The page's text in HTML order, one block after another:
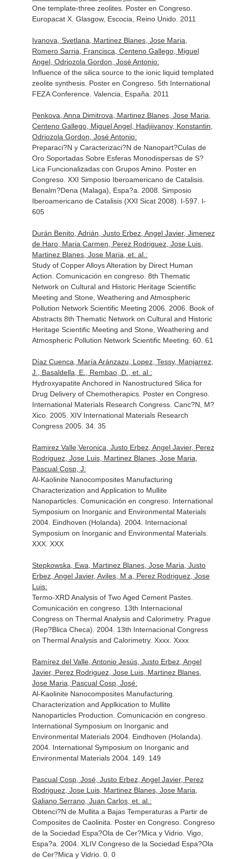
One template-three zeolites. Poster en Congreso.
Europacat X. Glasgow, Escocia, Reino Unido. 2011
Ivanova, Svetlana, Martinez Blanes, Jose Maria,
Romero Sarria, Francisca, Centeno Gallego, Miguel
Angel, Odriozola Gordon, José Antonio:
Influence of the silica source to the ionic liquid templated
zeolite synthesis. Poster en Congreso. 5th International
FEZA Conference. Valencia, España. 2011
Penkova, Anna Dimitrova, Martinez Blanes, Jose Maria,
Centeno Gallego, Miguel Angel, Hadjiivanov, Konstantin,
Odriozola Gordon, José Antonio:
Preparaci?N y Caracterizaci?N de Nanopart?Culas de
Oro Soportadas Sobre Esferas Monodispersas de S?
Lica Funcionalizadas con Grupos Amino. Poster en
Congreso. XXI Simposio Iberoamericano de Catalisis.
Benalm?Dena (Malaga), Espa?a. 2008. Simposio
Iberoamericano de Catalisis (XXI Sicat 2008). I-597. I-
605
Durán Benito, Adrián, Justo Erbez, Angel Javier, Jimenez
de Haro, Maria Carmen, Perez Rodriguez, Jose Luis,
Martinez Blanes, Jose Maria, et. al.:
Study of Copper Alloys Alteration by Direct Human
Action. Comunicación en congreso. 8th Thematic
Network on Cultural and Historic Heritage Scientific
Meeting and Stone, Weathering and Atmospheric
Pollution Network Scientific Meeting 2006. 2006. Book of
Abstracts 8th Thematic Network on Cultural and Historic
Heritage Scientific Meeting and Stone, Weathering and
Atmospheric Pollution Network Scientific Meeting. 60. 61
Díaz Cuenca, María Aránzazu, Lopez, Tessy, Manjarrez,
J., Basaldella, E., Rembao, D., et. al.:
Hydroxyapatite Anchored in Nanostructured Silica for
Drug Delivery of Chemotherapics. Poster en Congreso.
International Materials Research Congress. Canc?N, M?
Xico. 2005. XIV International Materials Research
Congress 2005. 34. 35
Ramirez Valle,Veronica, Justo Erbez, Angel Javier, Perez
Rodriguez, Jose Luis, Martinez Blanes, Jose Maria,
Pascual Cosp, J:
Al-Kaolinite Nanocomposites Manufacturing
Characterization and Application to Mullite
Nanoparticles. Comunicación en congreso. International
Symposium on Inorganic and Environmental Materials
2004. Eindhoven (Holanda). 2004. Internacional
Symposium on Inorganic and Environmental Materials.
XXX. XXX
Stepkowska, Ewa, Martinez Blanes, Jose Maria, Justo
Erbez, Angel Javier, Aviles, M a, Perez Rodriguez, Jose
Luis:
Termo-XRD Analysis of Two Aged Cement Pastes.
Comunicación en congreso. 13th Internacional
Congress on Thermal Analysis and Calorimetry. Prague
(Rep?Blica Checa). 2004. 13th Internacional Congress
on Thermal Analysis and Calorimetry. Xxxx. Xxxx
Ramírez del Valle, Antonio Jesús, Justo Erbez, Angel
Javier, Perez Rodriguez, Jose Luis, Martinez Blanes,
Jose Maria, Pascual Cosp, José:
Al-Kaolinite Nanocomposites Manufacturing.
Characterization and Applkication to Mullite
Nanoparticles Production. Comunicación en congreso.
International Symposium on Inorganic and
Environmental Materials 2004. Eindhoven (Holanda).
2004. International Symposium on Inorganic and
Environmental Materials 2004. 149. 149
Pascual Cosp, José, Justo Erbez, Angel Javier, Perez
Rodriguez, Jose Luis, Martinez Blanes, Jose Maria,
Galiano Serrano, Juan Carlos, et. al.:
Obtenci?N de Mullita a Bajas Temperaturas a Partir de
Composites de Caolinita. Poster en Congreso. Congreso
de la Sociedad Espa?Ola de Cer?Mica y Vidrio. Vigo,
Espa?a. 2004. XLIV Congreso de la Sociedad Espa?Ola
de Cer?Mica y Vidrio. 0. 0